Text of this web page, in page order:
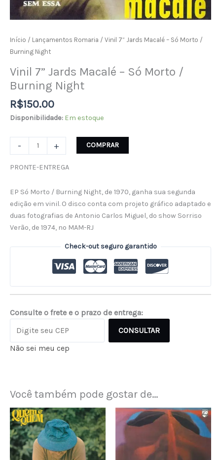
Início / Lançamentos Romaria / Vinil 7” Jards Macalé – Só Morto /
Burning Night
Vinil 7” Jards Macalé – Só Morto /
Burning Night
R$150.00
Disponibilidade: Em estoque
- + COMPRAR
PRONTE-ENTREGA
EP Só Morto / Burning Night, de 1970, ganha sua segunda
edição em vinil. O disco conta com projeto gráfico adaptado e
duas fotografias de Antonio Carlos Miguel, do show Sorriso
Verão, de 1974, no MAM-RJ
Check-out seguro garantido
Consulte o frete e o prazo de entrega:
CONSULTAR
Não sei meu cep
Você também pode gostar de…